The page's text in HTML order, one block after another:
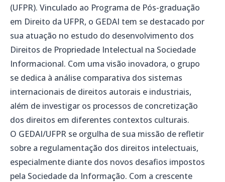
(UFPR). Vinculado ao Programa de Pós-graduação
em Direito da UFPR, o GEDAI tem se destacado por
sua atuação no estudo do desenvolvimento dos
Direitos de Propriedade Intelectual na Sociedade
Informacional. Com uma visão inovadora, o grupo
se dedica à análise comparativa dos sistemas
internacionais de direitos autorais e industriais,
além de investigar os processos de concretização
dos direitos em diferentes contextos culturais.
O GEDAI/UFPR se orgulha de sua missão de refletir
sobre a regulamentação dos direitos intelectuais,
especialmente diante dos novos desafios impostos
pela Sociedade da Informação. Com a crescente